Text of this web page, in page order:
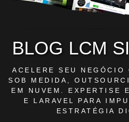
BLOG LCM
ACELERE SEU NEGÓCIO
SOB MEDIDA,
EM NUVEM. EXPERTISE
E LARAVEL PARA
ESTRATÉGIA